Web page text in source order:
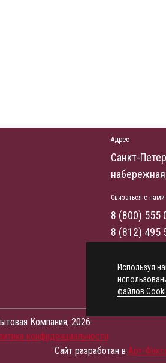
Адрес
Санкт-
Связаться с нами
8 (800) 555
8 (812) 495
Заказать
Компания, 2026
конфиденциальности
Сайт разработан вАрт-
Используя
файлов